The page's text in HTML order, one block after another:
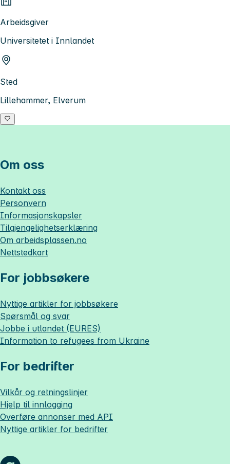
Arbeidsgiver
Universitetet i Innlandet
Sted
Lillehammer, Elverum
Om oss
Kontakt oss
Personvern
Informasjonskapsler
Tilgjengelighetserklæring
Om arbeidsplassen.no
Nettstedkart
For jobbsøkere
Nyttige artikler for jobbsøkere
Spørsmål og svar
Jobbe i utlandet (EURES)
Information to refugees from Ukraine
For bedrifter
Vilkår og retningslinjer
Hjelp til innlogging
Overføre annonser med API
Nyttige artikler for bedrifter